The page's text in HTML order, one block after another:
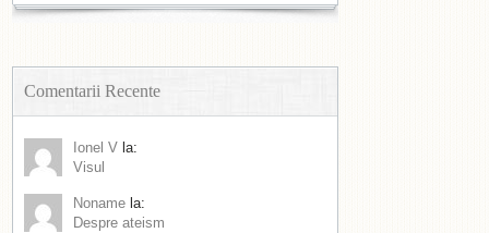
Comentarii Recente
Ionel V la:
Visul
Noname la:
Despre ateism